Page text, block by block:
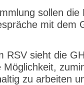
sollen die
mit dem
RSV sieht die
zu arbeiten